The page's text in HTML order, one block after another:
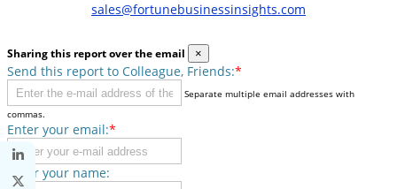
sales@fortunebusinessinsights.com
Sharing this report over the email ×
Send this report to Colleague, Friends:*
Separate multiple email addresses with
commas.
Enter your email:*
Enter your name: